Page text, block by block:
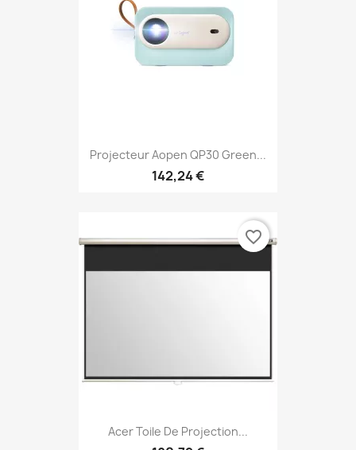
Projecteur Aopen QP30 Green...
142,24 €
Acer Toile De Projection...
favorite_border